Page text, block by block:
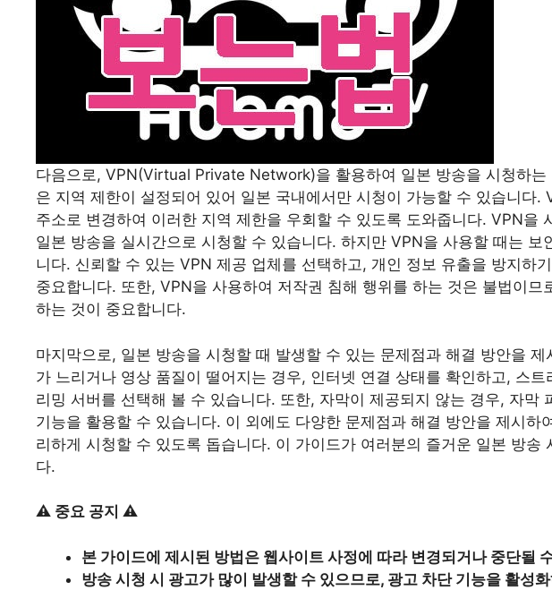
다음으로, VPN(Virtual Private Network)을 활용하여 일본 방송을 시청하는
은 지역 제한이 설정되어 있어 일본 국내에서만 시청이 가능할 수 있습니다.
주소로 변경하여 이러한 지역 제한을 우회할 수 있도록 도와줍니다. VPN을
일본 방송을 실시간으로 시청할 수 있습니다. 하지만 VPN을 사용할 때는 보
니다. 신뢰할 수 있는 VPN 제공 업체를 선택하고, 개인 정보 유출을 방지하
중요합니다. 또한, VPN을 사용하여 저작권 침해 행위를 하는 것은 불법이므
하는 것이 중요합니다.
마지막으로, 일본 방송을 시청할 때 발생할 수 있는 문제점과 해결 방안을
가 느리거나 영상 품질이 떨어지는 경우, 인터넷 연결 상태를 확인하고, 스
리밍 서버를 선택해 볼 수 있습니다. 또한, 자막이 제공되지 않는 경우, 자막
기능을 활용할 수 있습니다. 이 외에도 다양한 문제점과 해결 방안을 제시하
리하게 시청할 수 있도록 돕습니다. 이 가이드가 여러분의 즐거운 일본 방송
다.
⚠️ 중요 공지 ⚠️
본 가이드에 제시된 방법은 웹사이트 사정에 따라 변경되거나 중단될
방송 시청 시 광고가 많이 발생할 수 있으므로, 광고 차단 기능을 활성